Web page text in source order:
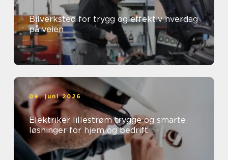
Bilverksted for trygg og effektiv hverdag
på veien
09. juni 2026
Elektriker lillestrøm trygge og smarte
løsninger for hjem og bedrift